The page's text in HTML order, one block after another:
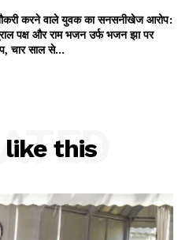
करने वाले युवक का सनसनीखेज आरोप:
पक्ष और राम भजन उर्फ भजन झा पर
चार साल से...
like this